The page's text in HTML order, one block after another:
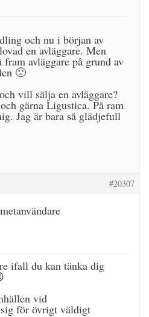
och nu i början av
en avläggare. Men
avläggare på grund av
🙁
vill sälja en avläggare?
gärna Ligustica. På ram
Jag är bara så glädjefull
#20307
ifall du kan tänka dig
vid
för övrigt väldigt